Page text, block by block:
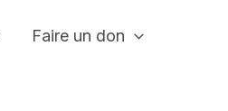
Faire un don